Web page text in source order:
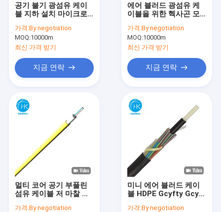
공기 불기 광섬유 케이
블 지하 설치 마이크로
가격:By negotiation
MOQ:10000m
최신 가격 받기
지금 연락
에어 블러드 광섬유 케
이블을 위한 헥사곤 모
이프
가격:By negotiation
MOQ:10000m
최신 가격 받기
지금 연락
멀티 코어 공기 부풀린
섬유 케이블 저 마찰 마
가격:By negotiation
미니 에어 블러드 케이
블 HDPE Gcyfty Gcyfy
가격:By negotiation